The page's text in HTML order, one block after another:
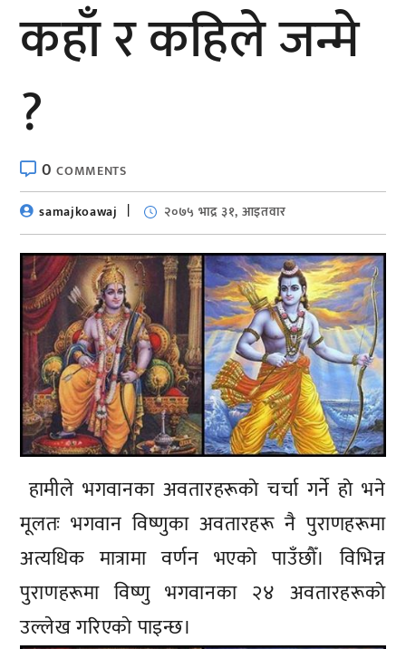
कहाँ र कहिले जन्मे
?
0COMMENTS
samajkoawaj
२०७५ भाद्र ३१, आइतवार
हामीले भगवानका अवतारहरूकाे चर्चा गर्ने हाे भने
मूलतः भगवान विष्णुका अवतारहरू नै पुराणहरूमा
अत्यधिक मात्रामा वर्णन भएकाे पाउँछाैँ। विभिन्न
पुराणहरूमा विष्णु भगवानका २४ अवतारहरूकाे
उल्लेख गरिएकाे पाइन्छ।